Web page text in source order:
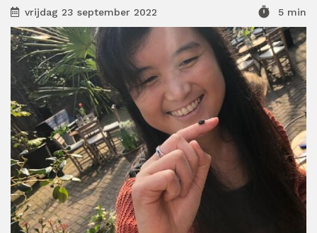
vrijdag 23 september 2022 timer 5 min